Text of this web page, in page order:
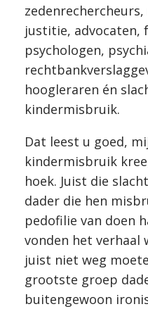
justitie, advocaten,
psychologen,
hoogleraren én
kindermisbruik.
Dat leest u goed,
kindermisbruik
hoek. Juist die
dader die hen
pedofilie van doen
vonden het verhaal
juist niet weg
grootste groep
buitengewoon